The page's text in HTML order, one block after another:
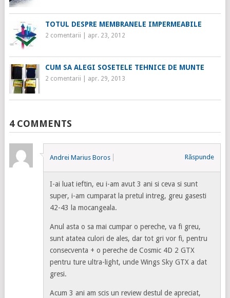
TOTUL DESPRE MEMBRANELE IMPERMEABILE
2 comentarii apr. 23, 2012
CUM SA ALEGI SOSETELE TEHNICE DE MUNTE
2 comentarii apr. 29, 2013
4 COMMENTS
Andrei Marius Boros Răspunde
I-ai luat ieftin, eu i-am avut 3 ani si ceva si sunt
super, i-am cumparat la pretul intreg, greu gasesti
42-43 la mocangeala.
Anul asta o sa mai cumpar o pereche, va fi greu,
sunt atatea culori de ales, dar tot gri vor fi, pentru
consecventa + o pereche de Cosmic 4D 2 GTX
pentru ture ultra-light, unde Wings Sky GTX a dat
gresi.
Acum 3 ani am scis un review destul de apreciat,